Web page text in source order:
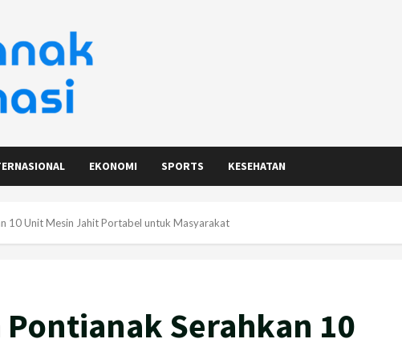
EKONOMI SPORTS KESEHATAN
10 Unit Mesin Jahit Portabel untuk Masyarakat
Serahkan 10